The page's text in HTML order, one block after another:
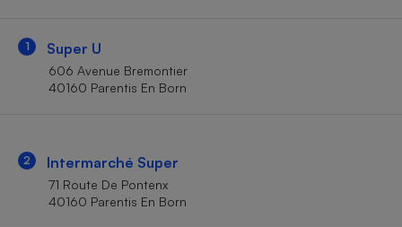
1 Super U
606 Avenue Bremontier
40160 Parentis En Born
2 Intermarché Super
71 Route De Pontenx
40160 Parentis En Born